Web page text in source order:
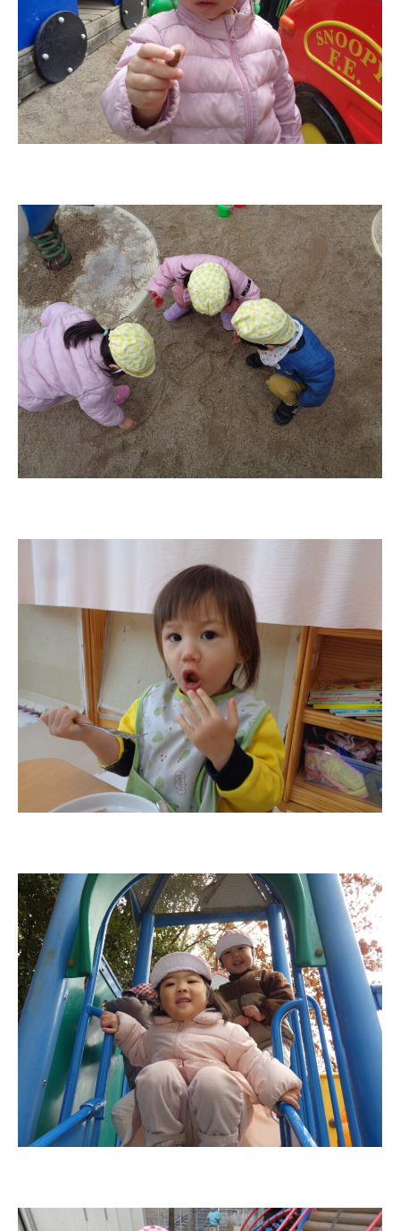
お知らせ
今日の幼稚園
園児募集要項
園のこと
園舎案内
安⼼・安全対策
給⾷
課外教室
理事長のことば
教育と保育
美⽊多幼稚園の理想
年間⾏事